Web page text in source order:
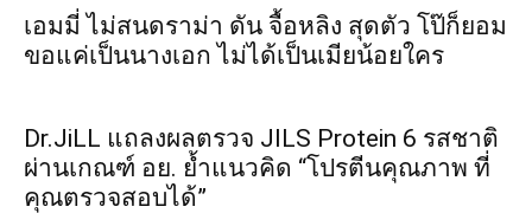
เอมมี่ ไม่สนดราม่า ดัน จื้อหลิง สุดตัว โป๊ก็ยอม
ขอแค่เป็นนางเอก ไม่ได้เป็นเมียน้อยใคร
Dr.JiLL แถลงผลตรวจ JILS Protein 6 รสชาติ
ผ่านเกณฑ์ อย. ย้ำแนวคิด “โปรตีนคุณภาพ ที่
คุณตรวจสอบได้”